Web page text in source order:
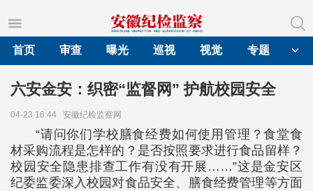
首页
审查 曝光 巡视 视觉 专题
六安金安：织密“监督网” 护航校园安全
04-23 16:44 安徽纪检监察网
“请问你们学校膳食经费如何使用管理？食堂食
材采购流程是怎样的？是否按照要求进行食品留样？
校园安全隐患排查工作有没有开展……”这是金安区
纪委监委深入校园对食品安全、膳食经费管理等方面